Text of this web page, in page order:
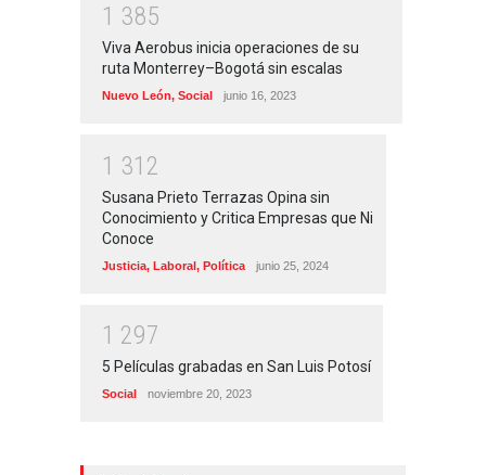
1 385
Viva Aerobus inicia operaciones de su
ruta Monterrey–Bogotá sin escalas
Nuevo León, Social junio 16, 2023
1 31 2
Susana Prieto Terrazas Opina sin
Conocimiento y Critica Empresas que Ni
Conoce
Justicia, Laboral, Política junio 25, 2024
1 297
5 Películas grabadas en San Luis Potosí
Social noviembre 20, 2023